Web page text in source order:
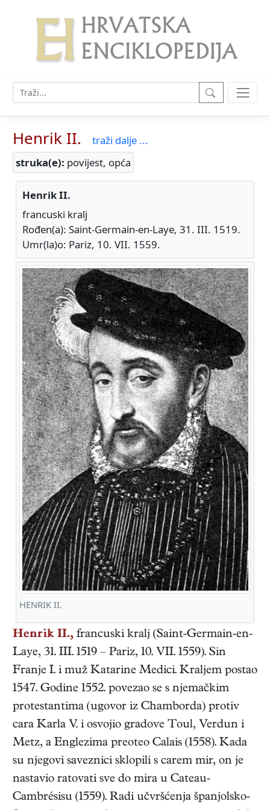
Henrik II.
traži dalje ...
struka(e): povijest, opća
Henrik II.
francuski kralj
Rođen(a): Saint-Germain-en-Laye, 31. III. 1519.
Umr(la)o: Pariz, 10. VII. 1559.
HENRIK II.
Henrik II., francuski kralj (Saint-Germain-en-
Laye, 31. III. 1519 – Pariz, 10. VII. 1559). Sin
Franje I. i muž Katarine Medici. Kraljem postao
1547. Godine 1552. povezao se s njemačkim
protestantima (ugovor iz Chamborda) protiv
cara Karla V. i osvojio gradove Toul, Verdun i
Metz, a Englezima preoteo Calais (1558). Kada
su njegovi saveznici sklopili s carem mir, on je
nastavio ratovati sve do mira u Cateau-
Cambrésisu (1559). Radi učvršćenja španjolsko-